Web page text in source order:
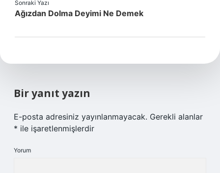
Sonraki Yazı
Ağızdan Dolma Deyimi Ne Demek
Bir yanıt yazın
E-posta adresiniz yayınlanmayacak. Gerekli alanlar
* ile işaretlenmişlerdir
Yorum